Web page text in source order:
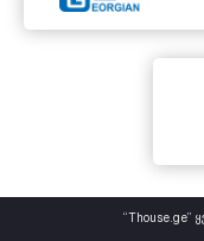
“Thouse.ge”